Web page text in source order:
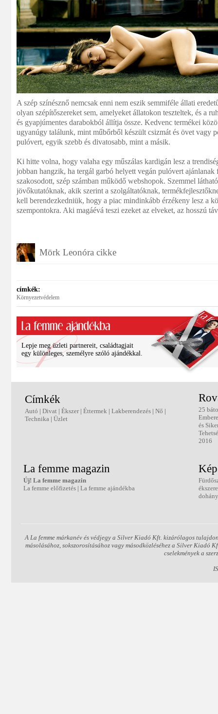
A szép színésznő nemcsak enni nem eszik semmiféle állati
olyan szépítőszereket sem, amelyeket állatokon teszteltek, és a
és gyapjúmentes darabokból állítja össze. Kedvenc termékei
ugyanúgy találunk, mint műbőrből készült csizmát és övet vagy
pulóvert, egyik szebb és divatosabb, mint a másik.
Ki hitte volna, hogy valaha egy műszálas kardigán lesz a
jobban hangzik, ha tergál garbó helyett vegán pulóvert ajánlanak
szakosodott, szép számban működő webshopok. Szemmel
jövőkutatóknak, akik szerint a szolgáltatóknak,
kell berendezkedniük, hogy a piac mindinkább érzékeny lesz a
szempontokra. Aki magáévá teszi ezeket az elveket, az hosszú
Mörk Leonóra cikke
címkék:
Környezetvédelem
Lepje meg üzleti partnereit, családtagjait
egy különleges, személyre szóló ajándékkal.
Címkék
Autó | Divat | Ékszer| Éttermek | Lakberendezés | Nő |
Technika | Üzlet
25
és
2016
La femme magazin
Új! La femme magazin
La femme előfizetés | La femme ajándékba
A La femme márkanév és védjegy a Silver Kiadó Kft. kizárólagos
másolásához, sokszorosításához vagy másodközléséhez a Silver Kiadó
cselekmények a